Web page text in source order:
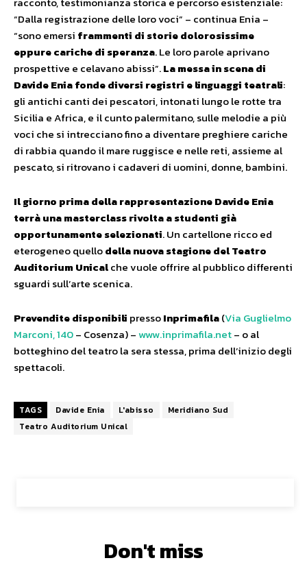
“Dalla registrazione delle loro voci” – continua Enia –
“sono emersi frammenti di storie dolorosissime
eppure cariche di speranza. Le loro parole aprivano
prospettive e celavano abissi”.La messa in scena di
Davide Enia fonde diversi registri e linguaggi teatrali:
gli antichi canti dei pescatori, intonati lungo le rotte tra
Sicilia e Africa, e il cunto palermitano, sulle melodie a più
voci che si intrecciano fino a diventare preghiere cariche
di rabbia quando il mare ruggisce e nelle reti, assieme al
pescato, si ritrovano i cadaveri di uomini, donne, bambini.
Il giorno prima della rappresentazione Davide Enia
terrà una masterclass rivolta a studenti già
opportunamente selezionati.Un cartellone ricco ed
eterogeneo quellodella nuova stagione del Teatro
Auditorium Unicalche vuole offrire al pubblico differenti
sguardi sull’arte scenica.
Prevendite disponibili pressoInprimafila(Via Guglielmo
Marconi, 140– Cosenza) –www.inprimafila.net– o al
botteghino del teatro la sera stessa, prima dell’inizio degli
spettacoli.
TAGS Davide Enia L'abisso
Meridiano Sud
Teatro Auditorium Unical
Don't miss